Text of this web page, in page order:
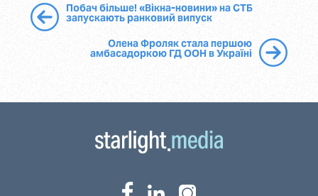
Побач більше! «Вікна-новини» на СТБ
запускають ранковий випуск
Олена Фроляк стала першою
амбасадоркою ГД ООН в Україні